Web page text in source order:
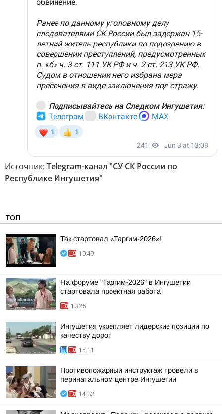
Источник: Telegram-канал "СУ СК России по
Республике Ингушетия"
ТОП
Так стартовал «Таргим-2026»!
10:49
На форуме "Таргим-2026" в Ингушетии
стартовала проектная работа
13:25
Ингушетия укрепляет лидерские позиции по
качеству дорог
15:11
Противопожарный инструктаж провели в
перинатальном центре Ингушетии
14:33